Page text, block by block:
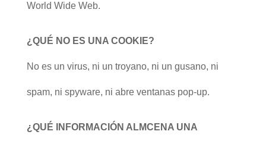
World Wide Web.
¿QUÉ NO ES UNA COOKIE?
No es un virus, ni un troyano, ni un gusano, ni
spam, ni spyware, ni abre ventanas pop-up.
¿QUÉ INFORMACIÓN ALMCENA UNA